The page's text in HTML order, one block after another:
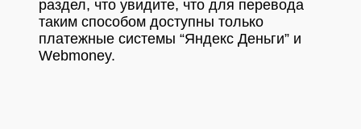
раздел, что увидите, что для перевода
таким способом доступны только
платежные системы “Яндекс Деньги” и
Webmoney.